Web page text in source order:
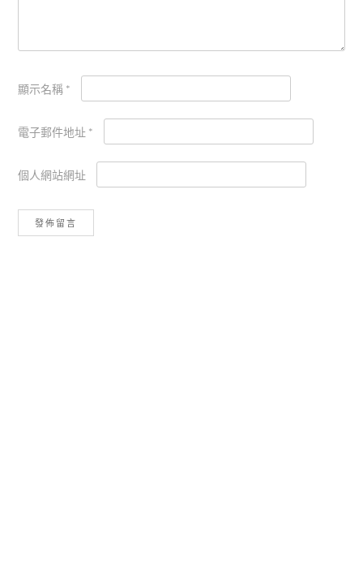
顯示名稱 *
電子郵件地址 *
個人網站網址